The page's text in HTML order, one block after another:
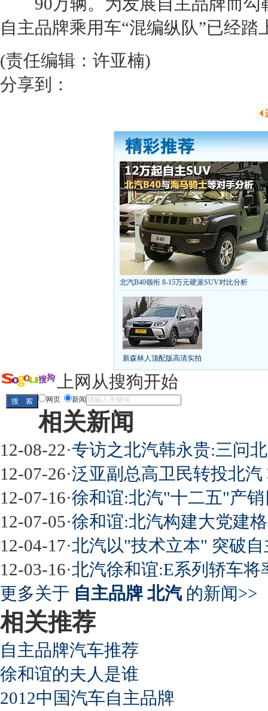
自主品牌乘用车“混编纵队”已经
(责任编辑：许亚楠)
分享到：
北汽B40领衔 8-15万元硬派SUV对比分析
丰田推八款低价新车 全新RAV4海外售
第九代雅阁/本田新小SUV
凯越已跌至8折甩卖 6款合资自主车是真的低价
给中国人争气的热销SUV 全新马自达6：海外
10万元新车叫板合资 15万买车谁好
长城2013年新SUV规划曝光
全新胜达23日上市 秒杀日系的SUV
大众6万
最高法解释：醉驾毒驾发生交通事故 交强险应
新森林人顶配版高清实拍
屌丝必看世界末日逃亡车
最强山寨 又奥迪又奔驰
上网从搜狗开始
网页 新闻
相关新闻
12-08-22·专访之北汽韩永贵:三问
12-07-26·泛亚副总高卫民转投北
12-07-16·徐和谊:北汽"十二五"产
12-07-05·徐和谊:北汽构建大党建
12-04-17·北汽以"技术立本" 突破
12-03-16·北汽徐和谊:E系列轿车
更多关于 自主品牌 北汽 的新闻>>
相关推荐
自主品牌汽车推荐
徐和谊的夫人是谁
2012中国汽车自主品牌